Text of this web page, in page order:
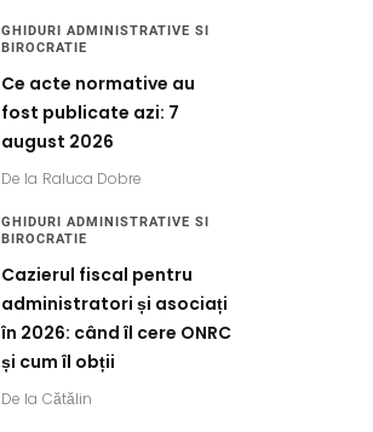
GHIDURI ADMINISTRATIVE SI
BIROCRATIE
Ce acte normative au
fost publicate azi: 7
august 2026
De la Raluca Dobre
GHIDURI ADMINISTRATIVE SI
BIROCRATIE
Cazierul fiscal pentru
administratori și asociați
în 2026: când îl cere ONRC
și cum îl obții
De la Cătălin